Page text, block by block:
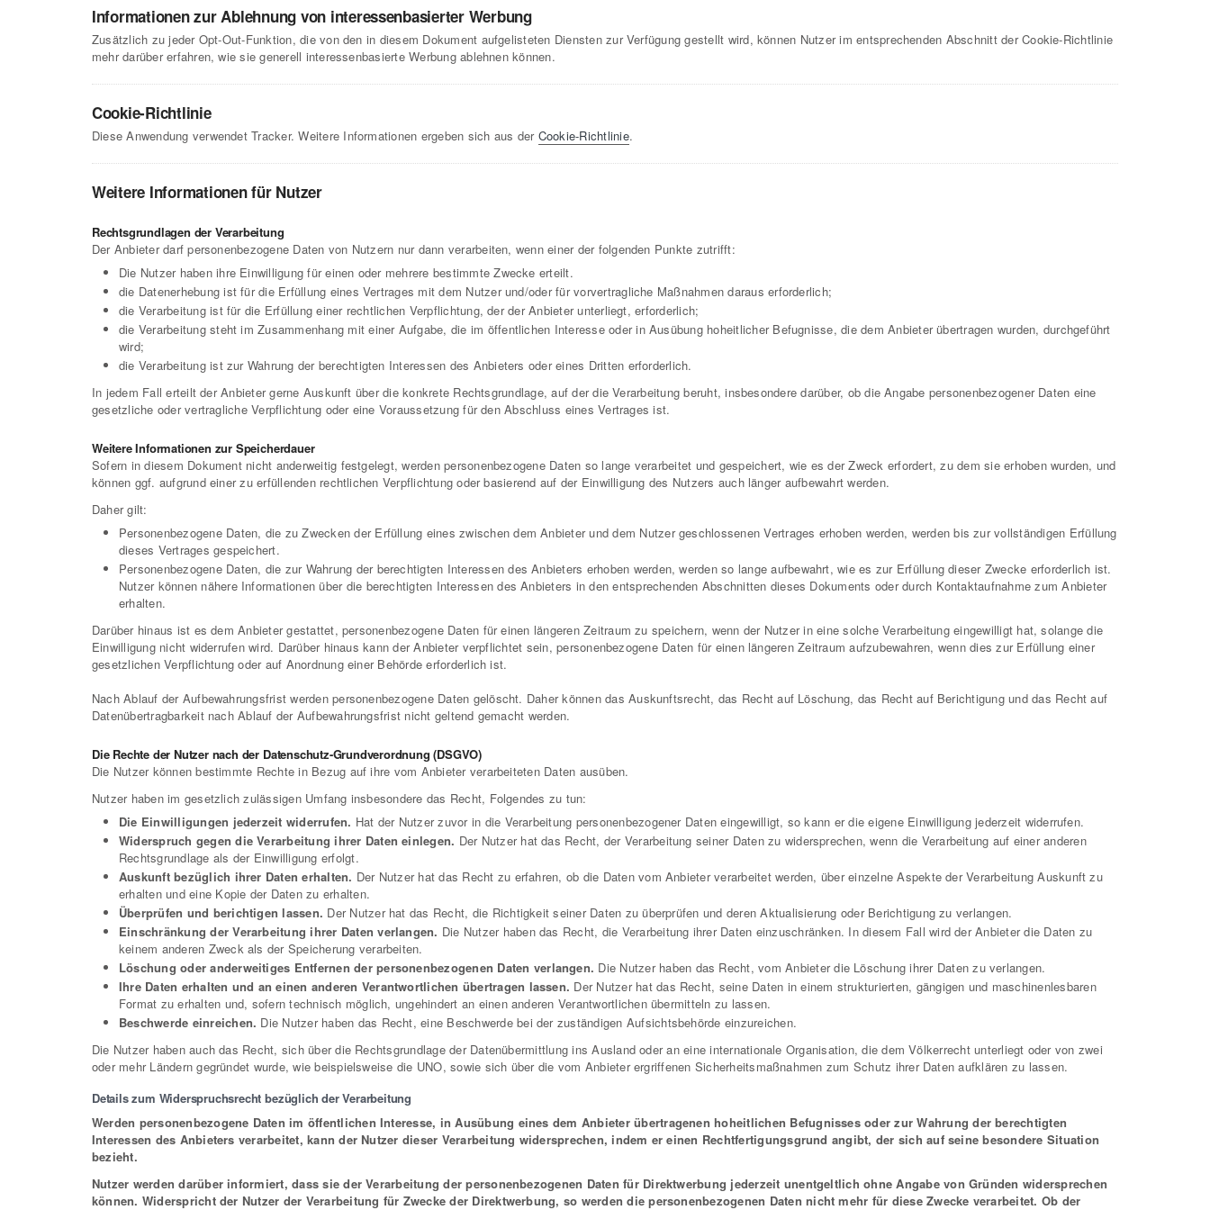
Informationen zur Ablehnung von interessenbasierter Werbung
Zusätzlich zu jeder Opt-Out-Funktion, die von den in diesem Dokument aufgelisteten Diensten zur Verfügung gestellt wird, können Nutzer im entsprechenden Abschnitt der Cookie-Richtlinie
mehr darüber erfahren, wie sie generell interessenbasierte Werbung ablehnen können.
Cookie-Richtlinie
Diese Anwendung verwendet Tracker. Weitere Informationen ergeben sich aus der Cookie-Richtlinie.
Weitere Informationen für Nutzer
Rechtsgrundlagen der Verarbeitung
Der Anbieter darf personenbezogene Daten von Nutzern nur dann verarbeiten, wenn einer der folgenden Punkte zutrifft:
Die Nutzer haben ihre Einwilligung für einen oder mehrere bestimmte Zwecke erteilt.
die Datenerhebung ist für die Erfüllung eines Vertrages mit dem Nutzer und/oder für vorvertragliche Maßnahmen daraus erforderlich;
die Verarbeitung ist für die Erfüllung einer rechtlichen Verpflichtung, der der Anbieter unterliegt, erforderlich;
die Verarbeitung steht im Zusammenhang mit einer Aufgabe, die im öffentlichen Interesse oder in Ausübung hoheitlicher Befugnisse, die dem Anbieter übertragen wurden, durchgeführt
wird;
die Verarbeitung ist zur Wahrung der berechtigten Interessen des Anbieters oder eines Dritten erforderlich.
In jedem Fall erteilt der Anbieter gerne Auskunft über die konkrete Rechtsgrundlage, auf der die Verarbeitung beruht, insbesondere darüber, ob die Angabe personenbezogener Daten eine
gesetzliche oder vertragliche Verpflichtung oder eine Voraussetzung für den Abschluss eines Vertrages ist.
Weitere Informationen zur Speicherdauer
Sofern in diesem Dokument nicht anderweitig festgelegt, werden personenbezogene Daten so lange verarbeitet und gespeichert, wie es der Zweck erfordert, zu dem sie erhoben wurden, und
können ggf. aufgrund einer zu erfüllenden rechtlichen Verpflichtung oder basierend auf der Einwilligung des Nutzers auch länger aufbewahrt werden.
Daher gilt:
Personenbezogene Daten, die zu Zwecken der Erfüllung eines zwischen dem Anbieter und dem Nutzer geschlossenen Vertrages erhoben werden, werden bis zur vollständigen Erfüllung
dieses Vertrages gespeichert.
Personenbezogene Daten, die zur Wahrung der berechtigten Interessen des Anbieters erhoben werden, werden so lange aufbewahrt, wie es zur Erfüllung dieser Zwecke erforderlich ist.
Nutzer können nähere Informationen über die berechtigten Interessen des Anbieters in den entsprechenden Abschnitten dieses Dokuments oder durch Kontaktaufnahme zum Anbieter
erhalten.
Darüber hinaus ist es dem Anbieter gestattet, personenbezogene Daten für einen längeren Zeitraum zu speichern, wenn der Nutzer in eine solche Verarbeitung eingewilligt hat, solange die
Einwilligung nicht widerrufen wird. Darüber hinaus kann der Anbieter verpflichtet sein, personenbezogene Daten für einen längeren Zeitraum aufzubewahren, wenn dies zur Erfüllung einer
gesetzlichen Verpflichtung oder auf Anordnung einer Behörde erforderlich ist.
Nach Ablauf der Aufbewahrungsfrist werden personenbezogene Daten gelöscht. Daher können das Auskunftsrecht, das Recht auf Löschung, das Recht auf Berichtigung und das Recht auf
Datenübertragbarkeit nach Ablauf der Aufbewahrungsfrist nicht geltend gemacht werden.
Die Rechte der Nutzer nach der Datenschutz-Grundverordnung (DSGVO)
Die Nutzer können bestimmte Rechte in Bezug auf ihre vom Anbieter verarbeiteten Daten ausüben.
Nutzer haben im gesetzlich zulässigen Umfang insbesondere das Recht, Folgendes zu tun:
Die Einwilligungen jederzeit widerrufen. Hat der Nutzer zuvor in die Verarbeitung personenbezogener Daten eingewilligt, so kann er die eigene Einwilligung jederzeit widerrufen.
Widerspruch gegen die Verarbeitung ihrer Daten einlegen. Der Nutzer hat das Recht, der Verarbeitung seiner Daten zu widersprechen, wenn die Verarbeitung auf einer anderen
Rechtsgrundlage als der Einwilligung erfolgt.
Auskunft bezüglich ihrer Daten erhalten. Der Nutzer hat das Recht zu erfahren, ob die Daten vom Anbieter verarbeitet werden, über einzelne Aspekte der Verarbeitung Auskunft zu
erhalten und eine Kopie der Daten zu erhalten.
Überprüfen und berichtigen lassen. Der Nutzer hat das Recht, die Richtigkeit seiner Daten zu überprüfen und deren Aktualisierung oder Berichtigung zu verlangen.
Einschränkung der Verarbeitung ihrer Daten verlangen. Die Nutzer haben das Recht, die Verarbeitung ihrer Daten einzuschränken. In diesem Fall wird der Anbieter die Daten zu
keinem anderen Zweck als der Speicherung verarbeiten.
Löschung oder anderweitiges Entfernen der personenbezogenen Daten verlangen. Die Nutzer haben das Recht, vom Anbieter die Löschung ihrer Daten zu verlangen.
Ihre Daten erhalten und an einen anderen Verantwortlichen übertragen lassen. Der Nutzer hat das Recht, seine Daten in einem strukturierten, gängigen und maschinenlesbaren
Format zu erhalten und, sofern technisch möglich, ungehindert an einen anderen Verantwortlichen übermitteln zu lassen.
Beschwerde einreichen. Die Nutzer haben das Recht, eine Beschwerde bei der zuständigen Aufsichtsbehörde einzureichen.
Die Nutzer haben auch das Recht, sich über die Rechtsgrundlage der Datenübermittlung ins Ausland oder an eine internationale Organisation, die dem Völkerrecht unterliegt oder von zwei
oder mehr Ländern gegründet wurde, wie beispielsweise die UNO, sowie sich über die vom Anbieter ergriffenen Sicherheitsmaßnahmen zum Schutz ihrer Daten aufklären zu lassen.
Details zum Widerspruchsrecht bezüglich der Verarbeitung
Werden personenbezogene Daten im öffentlichen Interesse, in Ausübung eines dem Anbieter übertragenen hoheitlichen Befugnisses oder zur Wahrung der berechtigten
Interessen des Anbieters verarbeitet, kann der Nutzer dieser Verarbeitung widersprechen, indem er einen Rechtfertigungsgrund angibt, der sich auf seine besondere Situation
bezieht.
Nutzer werden darüber informiert, dass sie der Verarbeitung der personenbezogenen Daten für Direktwerbung jederzeit unentgeltlich ohne Angabe von Gründen widersprechen
können. Widerspricht der Nutzer der Verarbeitung für Zwecke der Direktwerbung, so werden die personenbezogenen Daten nicht mehr für diese Zwecke verarbeitet. Ob der